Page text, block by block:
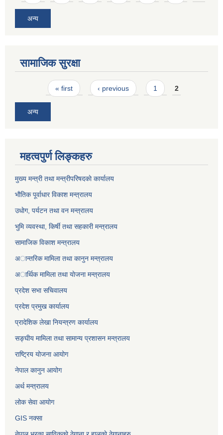
अन्य
सामाजिक सुरक्षा
Pages« first ‹ previous 1 2
अन्य
महत्वपुर्ण लिङ्कहरु
मुख्य मन्त्री तथा मन्त्रीपरिषदकाे कार्यालय
भाैतिक पूर्वाधार विकाश मन्त्रालय
उधाेग, पर्यटन तथा वन मन्त्रालय
भुमि व्यवस्था, किर्षी तथा सहकारी मन्त्रालय
सामाजिक विकाश मन्त्रालय
अान्तरिक मामिला तथा कानुन मन्त्रालय
अार्थिक मामिला तथा याेजना मन्त्रालय
प्रदेश सभा सचिवालय
प्रदेश प्रमुख कार्यालय
प्रादेशिक लेखा नियन्त्रण कार्यालय
सङ्‍घीय मामिला तथा सामान्य प्रशासन मन्त्रालय
राष्ट्रिय योजना आयोग
नेपाल कानुन आयोग
अर्थ मन्त्रालय
लोक सेवा आयोग
GIS नक्सा